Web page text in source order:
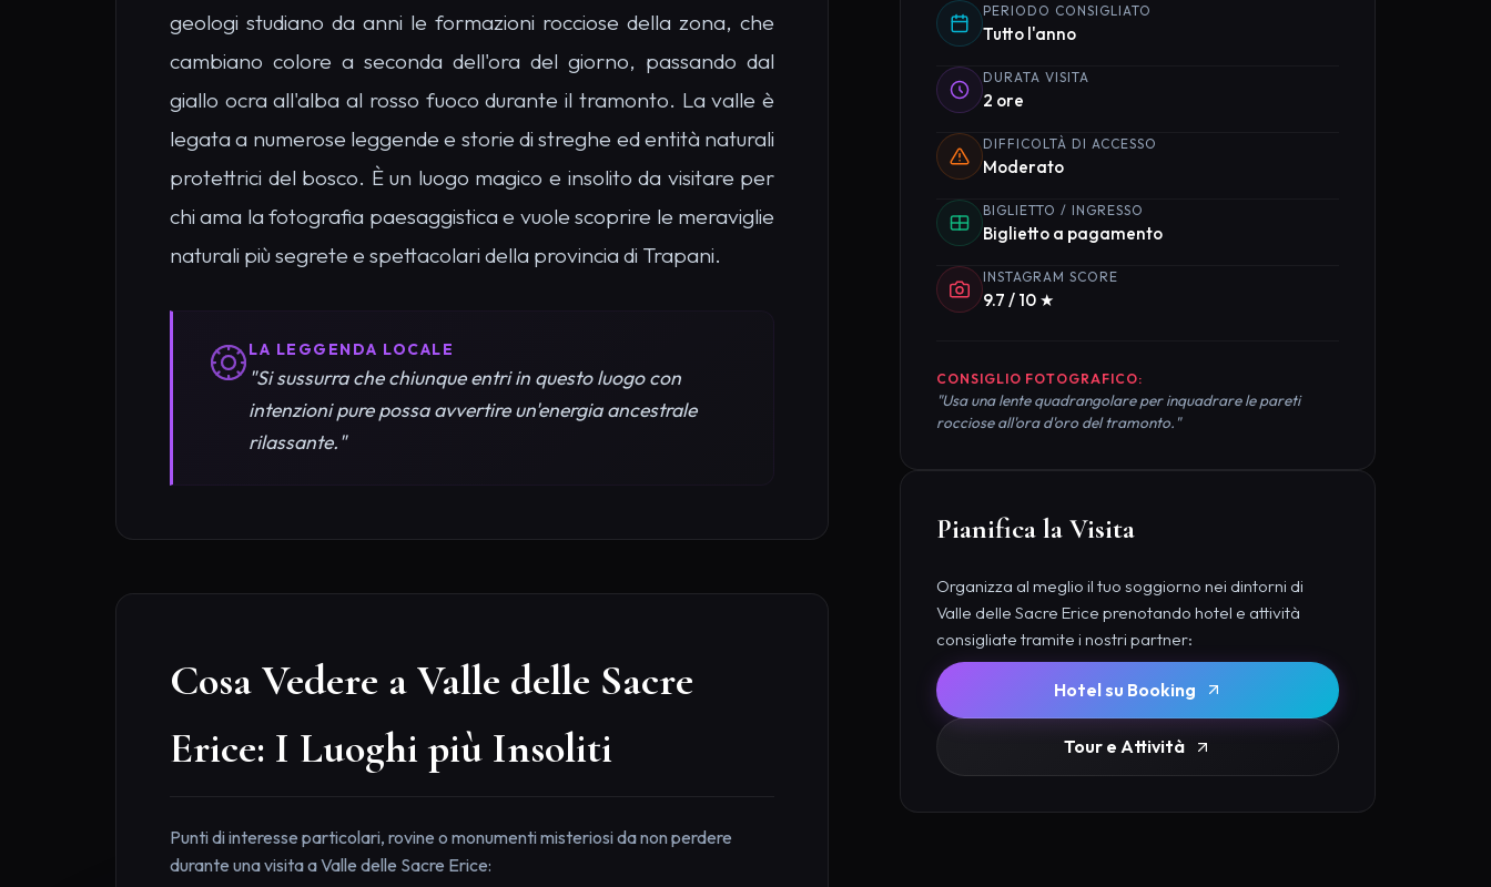
geologi studiano da anni le formazioni rocciose della zona, che
cambiano colore a seconda dell'ora del giorno, passando dal
giallo ocra all'alba al rosso fuoco durante il tramonto. La valle è
legata a numerose leggende e storie di streghe ed entità naturali
protettrici del bosco. È un luogo magico e insolito da visitare per
chi ama la fotografia paesaggistica e vuole scoprire le meraviglie
naturali più segrete e spettacolari della provincia di Trapani.
LA LEGGENDA LOCALE
"Si sussurra che chiunque entri in questo luogo con
intenzioni pure possa avvertire un'energia ancestrale
rilassante."
Cosa Vedere a Valle delle Sacre
Erice: I Luoghi più Insoliti
Punti di interesse particolari, rovine o monumenti misteriosi da non perdere
durante una visita a Valle delle Sacre Erice:
PERIODO CONSIGLIATO
Tutto l'anno
DURATA VISITA
2 ore
DIFFICOLTÀ DI ACCESSO
Moderato
BIGLIETTO / INGRESSO
Biglietto a pagamento
INSTAGRAM SCORE
9.7 / 10 ★
CONSIGLIO FOTOGRAFICO:
"Usa una lente quadrangolare per inquadrare le pareti
rocciose all'ora d'oro del tramonto."
Pianifica la Visita
Organizza al meglio il tuo soggiorno nei dintorni di
Valle delle Sacre Erice prenotando hotel e attività
consigliate tramite i nostri partner:
Hotel su Booking
Tour e Attività